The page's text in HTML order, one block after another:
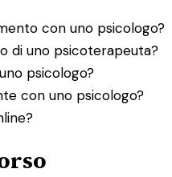
con uno psicologo?
di uno psicoterapeuta?
psicologo?
con uno psicologo?